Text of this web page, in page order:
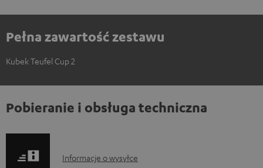
Pełna zawartość zestawu
Kubek Teufel Cup 2
Pobieranie i obsługa techniczna
IInformacje o wysyłce